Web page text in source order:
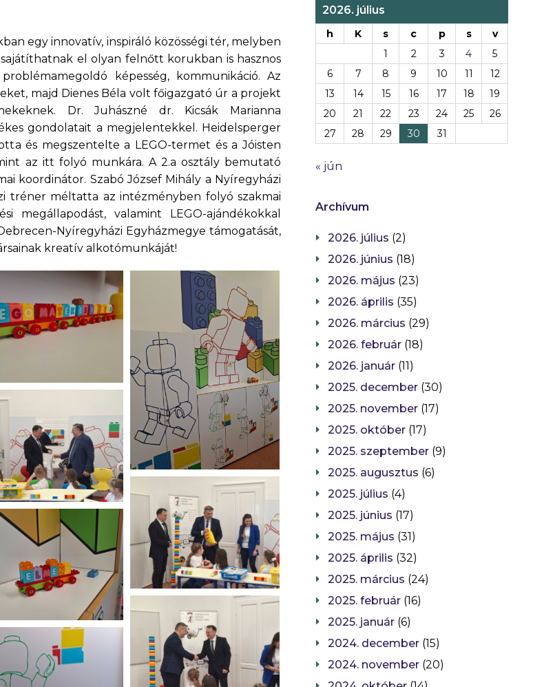
egy innovatív, inspiráló közösségi tér, melyben
el olyan felnőtt korukban is hasznos
képesség, kommunikáció. Az
majd Dienes Béla volt főigazgató úr a projekt
Dr. Juhászné dr. Kicsák Marianna
gondolatait a megjelentekkel. Heidelsperger
és megszentelte a LEGO-termet és a Jóisten
az itt folyó munkára. A 2.a osztály bemutató
koordinátor. Szabó József Mihály a Nyíregyházi
tréner méltatta az intézményben folyó szakmai
valamint LEGO-ajándékokkal
Nyíregyházi Egyházmegye támogatását,
kreatív alkotómunkáját!
2026. július
h K s c p s
v
1
2 3 4
5
6
7 8 9 10 11
12
13
14 15 16 17 18
19
20
21 22 23 24 25
26
27
28 29 30 31
« jún
Archívum
2026. július (2)
2026. június (18)
2026. május (23)
2026. április (35)
2026. március (29)
2026. február (18)
2026. január (11)
2025. december (30)
2025. november (17)
2025. október (17)
2025. szeptember (9)
2025. augusztus (6)
2025. július (4)
2025. június (17)
2025. május (31)
2025. április (32)
2025. március (24)
2025. február (16)
2025. január (6)
2024. december (15)
2024. november (20)